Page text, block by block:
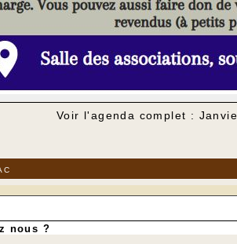
Voir l'agenda complet :
nous ?